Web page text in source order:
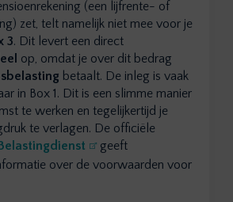
(een lijfrente- of
zet, telt namelijk niet mee voor je
3. Dit levert een direct
op, omdat je over dit bedrag
betaalt. De inleg is vaak
in Box 1. Dit is een slimme manier
te werken en tegelijkertijd je
te verlagen. De officiële
geeft
over de voorwaarden voor